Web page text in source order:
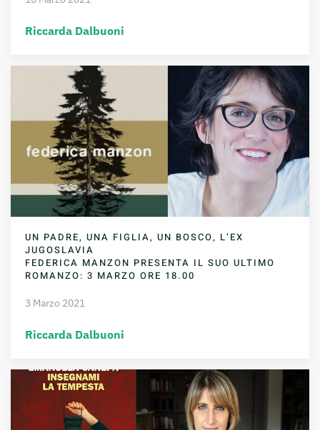
Riccarda Dalbuoni
UN PADRE, UNA FIGLIA, UN BOSCO, L’EX
JUGOSLAVIA
FEDERICA MANZON PRESENTA IL SUO ULTIMO
ROMANZO: 3 MARZO ORE 18.00
3 Marzo 2021
Riccarda Dalbuoni